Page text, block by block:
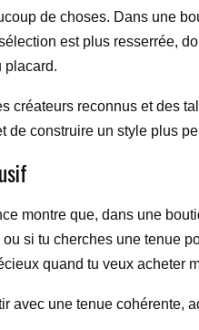
de choses. Dans une
est plus resserrée,
placard.
créateurs reconnus et des
de construire un style plus
montre que, dans une
si tu cherches une tenue
quand tu veux acheter
avec une tenue cohérente,